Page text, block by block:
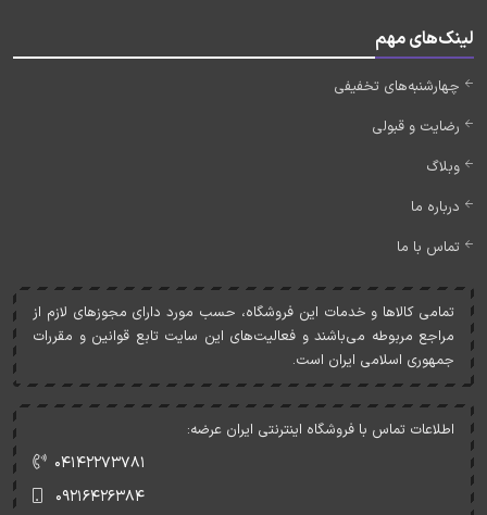
لینک‌های مهم
چهارشنبه‌های تخفیفی
رضایت و قبولی
وبلاگ
درباره ما
تماس با ما
تمامی کالاها و خدمات اين فروشگاه، حسب مورد دارای مجوزهای لازم از
مراجع مربوطه می‌باشند و فعاليت‌های اين سايت تابع قوانين و مقررات
جمهوری اسلامی ايران است.
اطلاعات تماس با فروشگاه اینترنتی ایران عرضه:
۰۴۱۴۲۲۷۳۷۸۱
۰۹۲۱۶۴۲۶۳۸۴